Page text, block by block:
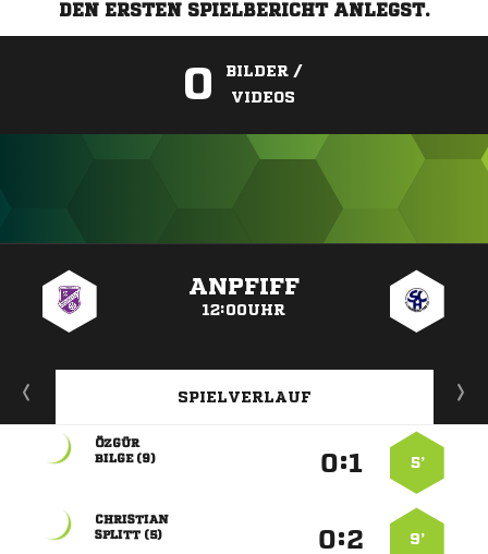
DEN ERSTEN SPIELBERICHT ANLEGST.
0
BILDER /
VIDEOS
ANPFIFF
12:00UHR
SPIELVERLAUF
5’
:

 
9’
:

 